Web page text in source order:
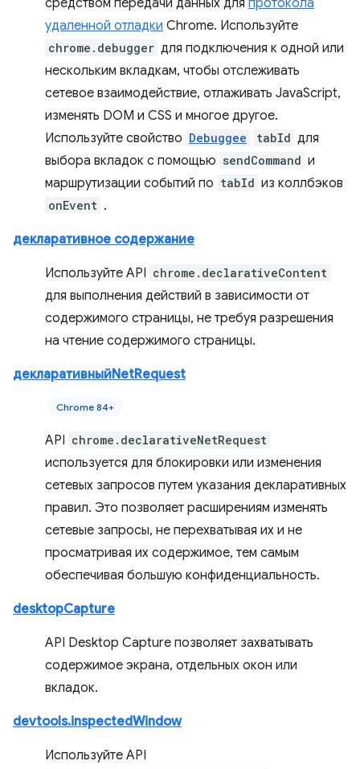
средством передачи данных для протокола
удаленной отладки Chrome. Используйте
chrome.debugger для подключения к одной или
нескольким вкладкам, чтобы отслеживать
сетевое взаимодействие, отлаживать JavaScript,
изменять DOM и CSS и многое другое.
Используйте свойство Debuggee tabId для
выбора вкладок с помощью sendCommand и
маршрутизации событий по tabId из коллбэков
onEvent .
декларативное содержание
Используйте API chrome.declarativeContent
для выполнения действий в зависимости от
содержимого страницы, не требуя разрешения
на чтение содержимого страницы.
декларативныйNetRequest
Chrome 84+
API chrome.declarativeNetRequest
используется для блокировки или изменения
сетевых запросов путем указания декларативных
правил. Это позволяет расширениям изменять
сетевые запросы, не перехватывая их и не
просматривая их содержимое, тем самым
обеспечивая большую конфиденциальность.
desktopCapture
API Desktop Capture позволяет захватывать
содержимое экрана, отдельных окон или
вкладок.
devtools.inspectedWindow
Используйте API